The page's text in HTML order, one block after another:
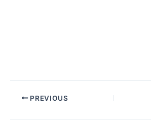
PREVIOUS